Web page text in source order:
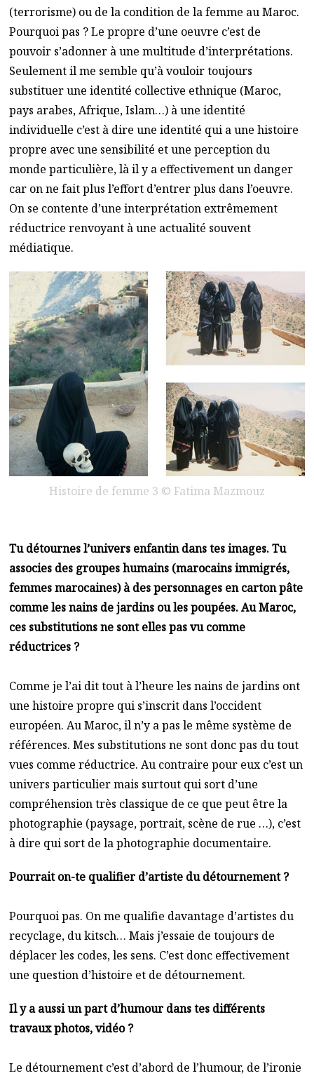
(terrorisme) ou de la condition de la femme au Maroc.
Pourquoi pas ? Le propre d’une oeuvre c’est de
pouvoir s’adonner à une multitude d’interprétations.
Seulement il me semble qu’à vouloir toujours
substituer une identité collective ethnique (Maroc,
pays arabes, Afrique, Islam…) à une identité
individuelle c’est à dire une identité qui a une histoire
propre avec une sensibilité et une perception du
monde particulière, là il y a effectivement un danger
car on ne fait plus l’effort d’entrer plus dans l’oeuvre.
On se contente d’une interprétation extrêmement
réductrice renvoyant à une actualité souvent
médiatique.
Histoire de femme 3 © Fatima Mazmouz
Tu détournes l’univers enfantin dans tes images. Tu
associes des groupes humains (marocains immigrés,
femmes marocaines) à des personnages en carton pâte
comme les nains de jardins ou les poupées. Au Maroc,
ces substitutions ne sont elles pas vu comme
réductrices ?
Comme je l’ai dit tout à l’heure les nains de jardins ont
une histoire propre qui s’inscrit dans l’occident
européen. Au Maroc, il n’y a pas le même système de
références. Mes substitutions ne sont donc pas du tout
vues comme réductrice. Au contraire pour eux c’est un
univers particulier mais surtout qui sort d’une
compréhension très classique de ce que peut être la
photographie (paysage, portrait, scène de rue …), c’est
à dire qui sort de la photographie documentaire.
Pourrait on-te qualifier d’artiste du détournement ?
Pourquoi pas. On me qualifie davantage d’artistes du
recyclage, du kitsch… Mais j’essaie de toujours de
déplacer les codes, les sens. C’est donc effectivement
une question d’histoire et de détournement.
Il y a aussi un part d’humour dans tes différents
travaux photos, vidéo ?
Le détournement c’est d’abord de l’humour, de l’ironie